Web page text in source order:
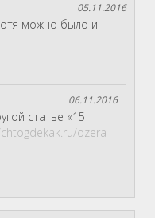
05.11.2016
можно было и
06.11.2016
статье «15
ozera-